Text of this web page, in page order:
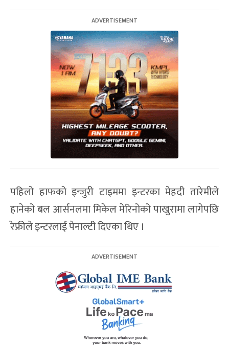
पहिलो हाफको इन्जुरी टाइममा इन्टरका मेहदी तारेमीले
हानेको बल आर्सनलमा मिकेल मेरिनोको पाखुरामा लागेपछि
रेफ्रीले इन्टरलाई पेनाल्टी दिएका थिए ।